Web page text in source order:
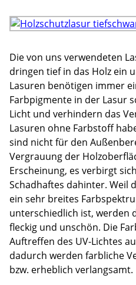
Die von uns verwendeten
dringen tief in das Holz ein
Lasuren benötigen immer
Farbpigmente in der Lasur
Licht und verhindern das
Lasuren ohne Farbstoff
sind nicht für den
Vergrauung der
Erscheinung, es verbirgt
Schadhaftes dahinter. Weil
ein sehr breites
unterschiedlich ist, werden
fleckig und unschön. Die
Auftreffen des UV-Lichtes
dadurch werden farbliche
bzw. erheblich verlangsamt.